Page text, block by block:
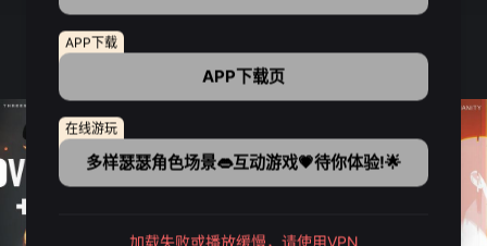
APP下载
APP下载页
在线游玩
多样瑟瑟角色场景👄互动游戏💗待你体验!🌟
加载失败或播放缓慢，请使用VPN